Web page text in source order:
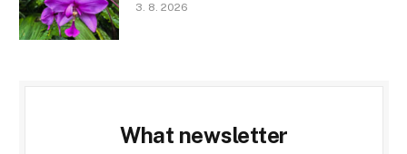
3. 8. 2026
What newsletter